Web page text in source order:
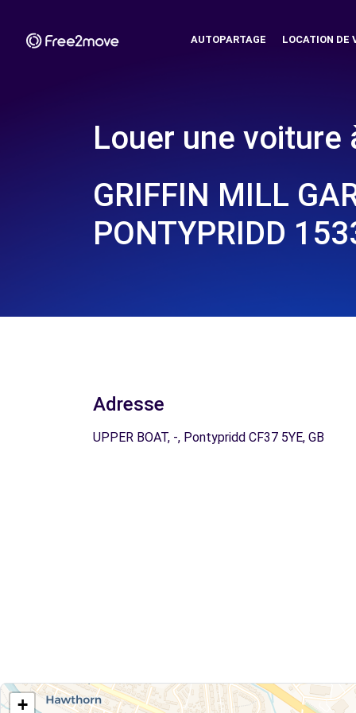
AUTOPARTAGE LOCATION DE
Louer une voiture
GRIFFIN MILL
PONTYPRIDD
Adresse
UPPER BOAT, -, Pontypridd CF37 5YE, GB
+